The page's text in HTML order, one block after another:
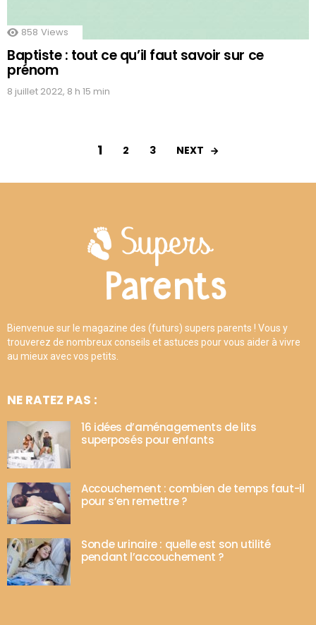
858 Views
Baptiste : tout ce qu’il faut savoir sur ce
prénom
8 juillet 2022, 8 h 15 min
1 2 3 NEXT
Bienvenue sur le magazine des (futurs) supers parents ! Vous y
trouverez de nombreux conseils et astuces pour vous aider à vivre
au mieux avec vos petits.
NE RATEZ PAS :
16 idées d’aménagements de lits
superposés pour enfants
Accouchement : combien de temps faut-il
pour s’en remettre ?
Sonde urinaire : quelle est son utilité
pendant l’accouchement ?